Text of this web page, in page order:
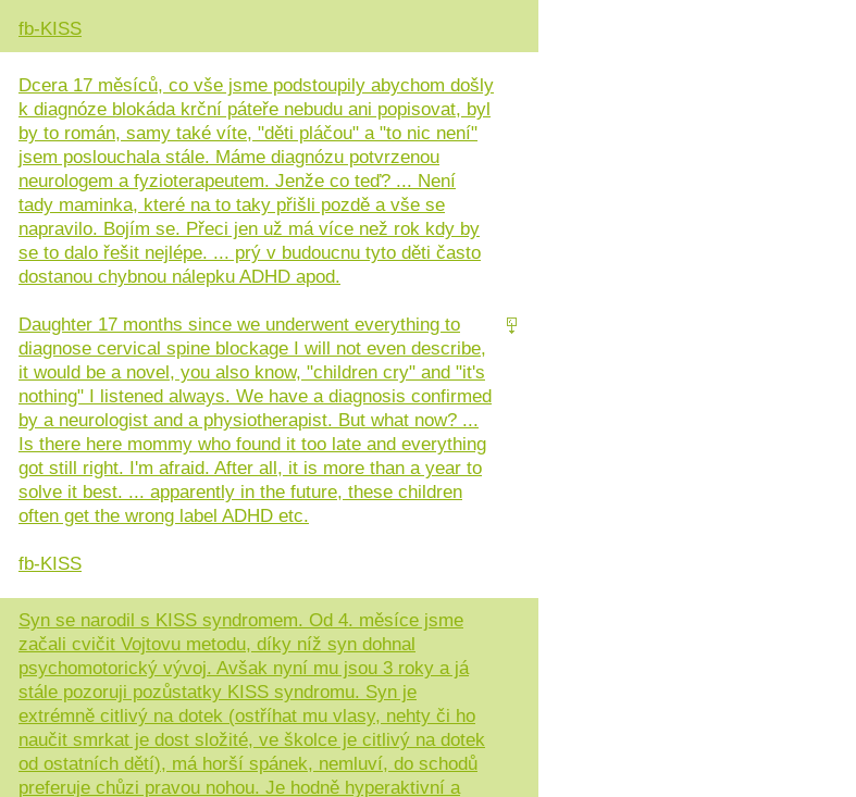
fb-KISS
Dcera 17 měsíců, co vše jsme podstoupily abychom došly
k diagnóze blokáda krční páteře nebudu ani popisovat, byl
by to román, samy také víte, "děti pláčou" a "to nic není"
jsem poslouchala stále. Máme diagnózu potvrzenou
neurologem a fyzioterapeutem. Jenže co teď? ... Není
tady maminka, které na to taky přišli pozdě a vše se
napravilo. Bojím se. Přeci jen už má více než rok kdy by
se to dalo řešit nejlépe. ... prý v budoucnu tyto děti často
dostanou chybnou nálepku ADHD apod.
Daughter 17 months since we underwent everything to
diagnose cervical spine blockage I will not even describe,
it would be a novel, you also know, "children cry" and "it's
nothing" I listened always. We have a diagnosis confirmed
by a neurologist and a physiotherapist. But what now? ...
Is there here mommy who found it too late and everything
got still right. I'm afraid. After all, it is more than a year to
solve it best. ... apparently in the future, these children
often get the wrong label ADHD etc.
fb-KISS
Syn se narodil s KISS syndromem. Od 4. měsíce jsme
začali cvičit Vojtovu metodu, díky níž syn dohnal
psychomotorický vývoj. Avšak nyní mu jsou 3 roky a já
stále pozoruji pozůstatky KISS syndromu. Syn je
extrémně citlivý na dotek (ostříhat mu vlasy, nehty či ho
naučit smrkat je dost složité, ve školce je citlivý na dotek
od ostatních dětí), má horší spánek, nemluví, do schodů
preferuje chůzi pravou nohou. Je hodně hyperaktivní a